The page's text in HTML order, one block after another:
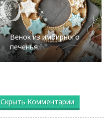
Венок из имбирного
печенья
Скрыть Комментарии